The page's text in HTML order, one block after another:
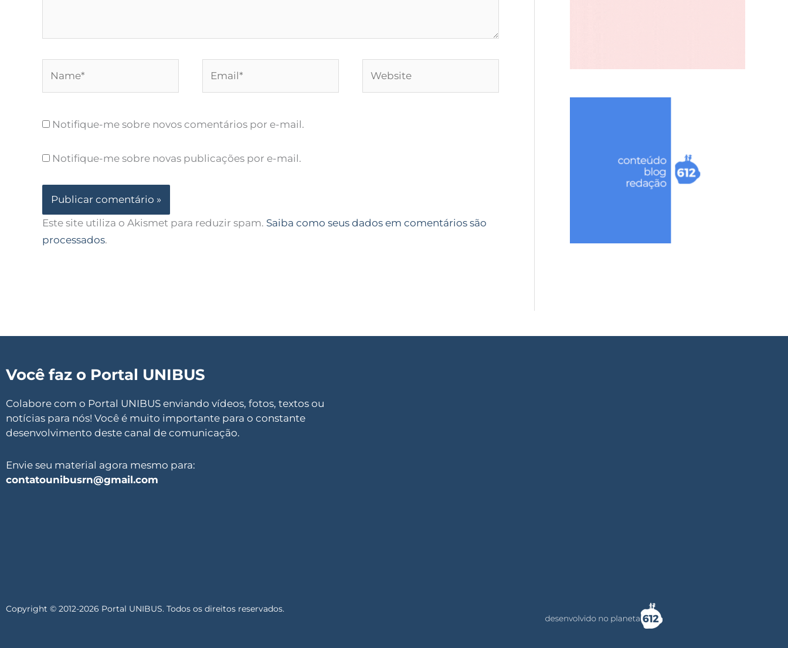
Notifique-me sobre novos comentários por e-mail.
Notifique-me sobre novas publicações por e-mail.
Este site utiliza o Akismet para reduzir spam. Saiba como seus dados em comentários são
processados.
Você faz o Portal UNIBUS
Colabore com o Portal UNIBUS enviando vídeos, fotos, textos ou
notícias para nós! Você é muito importante para o constante
desenvolvimento deste canal de comunicação.
Envie seu material agora mesmo para:
contatounibusrn@gmail.com
Copyright © 2012-2026 Portal UNIBUS. Todos os direitos reservados.